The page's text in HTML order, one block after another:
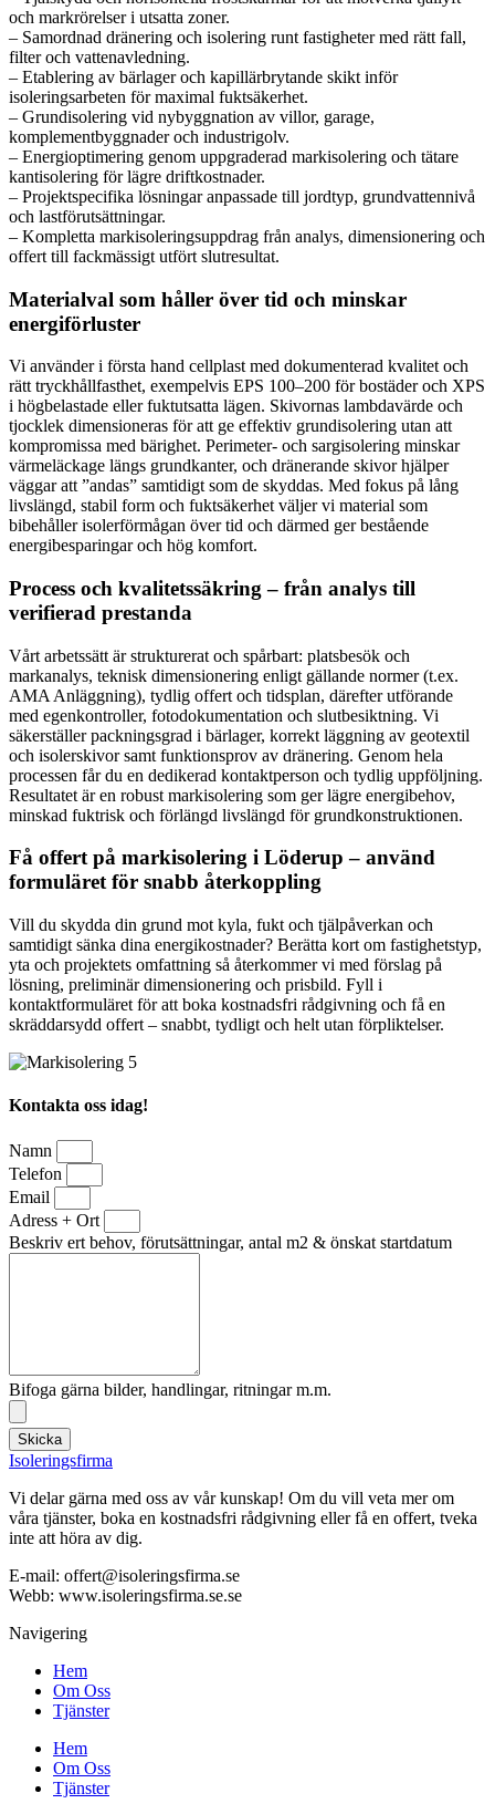
och markrörelser i utsatta zoner.
– Samordnad dränering och isolering runt fastigheter med rätt fall,
filter och vattenavledning.
– Etablering av bärlager och kapillärbrytande skikt inför
isoleringsarbeten för maximal fuktsäkerhet.
– Grundisolering vid nybyggnation av villor, garage,
komplementbyggnader och industrigolv.
– Energioptimering genom uppgraderad markisolering och tätare
kantisolering för lägre driftkostnader.
– Projektspecifika lösningar anpassade till jordtyp, grundvattennivå
och lastförutsättningar.
– Kompletta markisoleringsuppdrag från analys, dimensionering och
offert till fackmässigt utfört slutresultat.
Materialval som håller över tid och minskar
energiförluster
Vi använder i första hand cellplast med dokumenterad kvalitet och
rätt tryckhållfasthet, exempelvis EPS 100–200 för bostäder och XPS
i högbelastade eller fuktutsatta lägen. Skivornas lambdavärde och
tjocklek dimensioneras för att ge effektiv grundisolering utan att
kompromissa med bärighet. Perimeter- och sargisolering minskar
värmeläckage längs grundkanter, och dränerande skivor hjälper
väggar att ”andas” samtidigt som de skyddas. Med fokus på lång
livslängd, stabil form och fuktsäkerhet väljer vi material som
bibehåller isolerförmågan över tid och därmed ger bestående
energibesparingar och hög komfort.
Process och kvalitetssäkring – från analys till
verifierad prestanda
Vårt arbetssätt är strukturerat och spårbart: platsbesök och
markanalys, teknisk dimensionering enligt gällande normer (t.ex.
AMA Anläggning), tydlig offert och tidsplan, därefter utförande
med egenkontroller, fotodokumentation och slutbesiktning. Vi
säkerställer packningsgrad i bärlager, korrekt läggning av geotextil
och isolerskivor samt funktionsprov av dränering. Genom hela
processen får du en dedikerad kontaktperson och tydlig uppföljning.
Resultatet är en robust markisolering som ger lägre energibehov,
minskad fuktrisk och förlängd livslängd för grundkonstruktionen.
Få offert på markisolering i Löderup – använd
formuläret för snabb återkoppling
Vill du skydda din grund mot kyla, fukt och tjälpåverkan och
samtidigt sänka dina energikostnader? Berätta kort om fastighetstyp,
yta och projektets omfattning så återkommer vi med förslag på
lösning, preliminär dimensionering och prisbild. Fyll i
kontaktformuläret för att boka kostnadsfri rådgivning och få en
skräddarsydd offert – snabbt, tydligt och helt utan förpliktelser.
Kontakta oss idag!
Namn
Telefon
Email
Adress + Ort
Beskriv ert behov, förutsättningar, antal m2 & önskat startdatum
Bifoga gärna bilder, handlingar, ritningar m.m.
Skicka
Isoleringsfirma
Vi delar gärna med oss av vår kunskap! Om du vill veta mer om
våra tjänster, boka en kostnadsfri rådgivning eller få en offert, tveka
inte att höra av dig.
E-mail: offert@isoleringsfirma.se
Webb: www.isoleringsfirma.se.se
Navigering
Hem
Om Oss
Tjänster
Hem
Om Oss
Tjänster